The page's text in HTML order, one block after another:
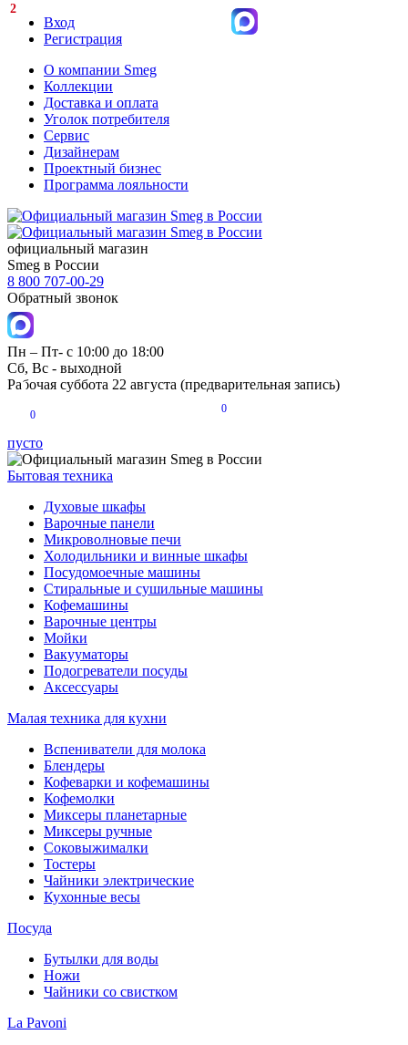
Вход
Регистрация
О компании Smeg
Коллекции
Доставка и оплата
Уголок потребителя
Сервис
Дизайнерам
Проектный бизнес
Программа лояльности
официальный магазин
Smeg в России
8 800 707-00-29
Обратный звонок
Пн – Пт- с 10:00 до 18:00
Сб, Вс - выходной
Рабочая суббота 22 августа (предварительная запись)
0
0
пусто
Бытовая техника
Духовые шкафы
Варочные панели
Микроволновые печи
Холодильники и винные шкафы
Посудомоечные машины
Стиральные и сушильные машины
Кофемашины
Варочные центры
Мойки
Вакууматоры
Подогреватели посуды
Аксессуары
Малая техника для кухни
Вспениватели для молока
Блендеры
Кофеварки и кофемашины
Кофемолки
Миксеры планетарные
Миксеры ручные
Соковыжималки
Тостеры
Чайники электрические
Кухонные весы
Посуда
Бутылки для воды
Ножи
Чайники со свистком
La Pavoni
2